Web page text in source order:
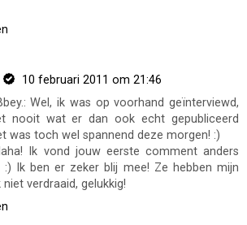
"verstandig" stuk, het was ook heel
over verschillen tussen de Vlaamse en
bloggers te lezen. Wat vind je zelf van dit